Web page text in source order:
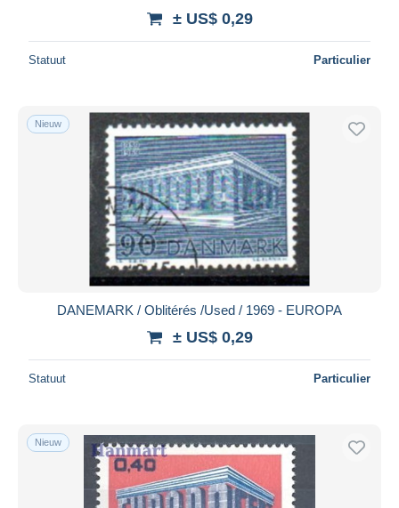
± US$ 0,29
Statuut Particulier
Nieuw
DANEMARK / Oblitérés /Used / 1969 - EUROPA
± US$ 0,29
Statuut Particulier
Nieuw